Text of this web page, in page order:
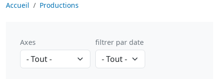
Accueil Productions
Axes filtrer par date